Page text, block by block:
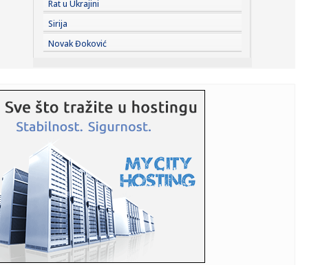
pšenicom; Ima p...
09:18:Manifestacija Beogradsko leto, 8. i 9. avgust 2026.
09:17: Nove investicije, nova radna mesta: Ministarka obišla
"Leoni" u ...
09:16:
svetu" je pa...
09:15:Yngwie Malmsteen najavljuje novi album „Hell Or High
Water“
09:14:Opštini Žitište 3,9 miliona dinara za opremanje
dobrovoljnih v...
09:13:Eparhija Budimljansko-Nikšićka duboko zahvalna Vučiću:
Rat u Ukrajini
Sirija
Novak Đoković